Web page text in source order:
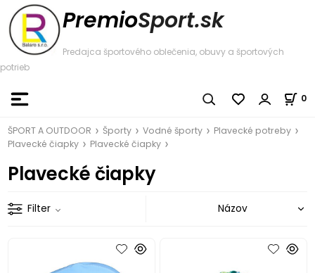
PremioSport.sk
Predajca športového oblečenia, obuvy a športových
potrieb
0
ŠPORT A OUTDOOR Športy Vodné športy
Plavecké potreby
Plavecké čiapky
Plavecké čiapky
Plavecké čiapky
Filter